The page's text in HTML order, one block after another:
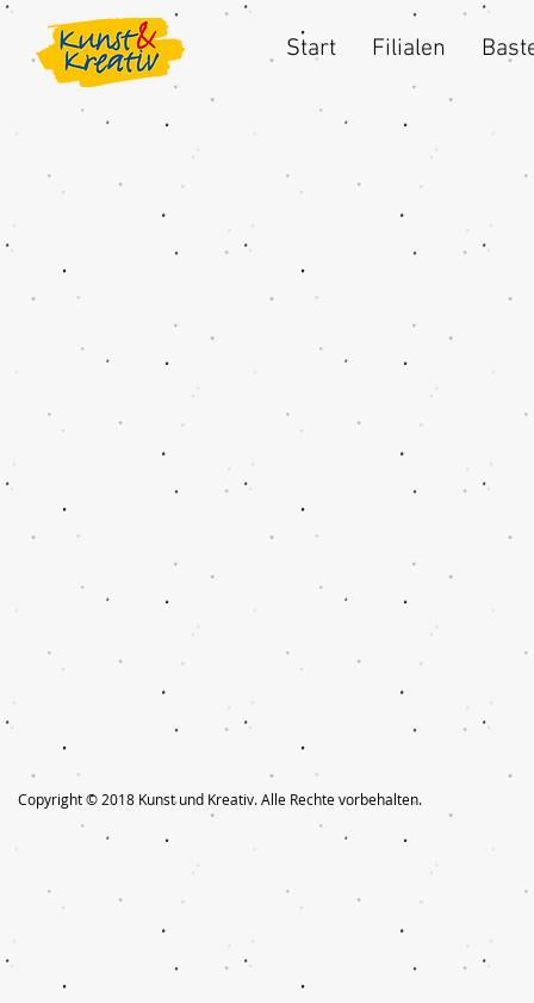
Start Filialen
Eigenmarken
Copyright © 2018 Kunst und Kreativ. Alle Rechte vorbehalten.